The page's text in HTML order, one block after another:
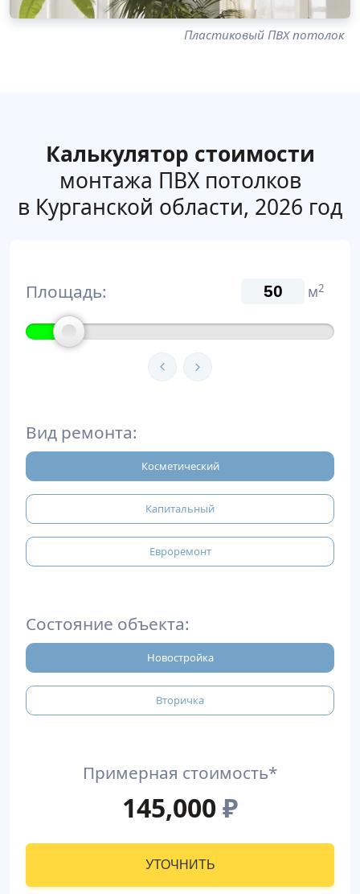
Пластиковый ПВХ потолок
Калькулятор стоимости
монтажа ПВХ потолков
в Курганской области, 2026 год
Площадь: м2
Вид ремонта:
Косметический
Капитальный
Евроремонт
Состояние объекта:
Новостройка
Вторичка
Примерная стоимость*
145,000₽
УТОЧНИТЬ